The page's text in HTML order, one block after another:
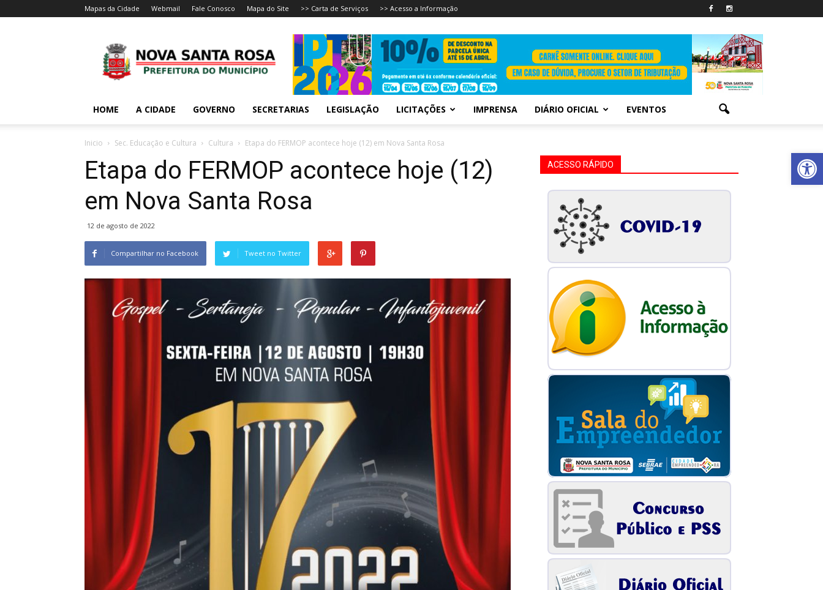
Abrir
Mapas da Cidade Webmail Fale Conosco Mapa do Site >> Carta de Serviços >> Acesso a Informação
HOME A CIDADE GOVERNO SECRETARIAS LEGISLAÇÃO LICITAÇÕES IMPRENSA DIÁRIO OFICIAL EVENTOS
Inicio Sec. Educação e Cultura Cultura Etapa do FERMOP acontece hoje (12) em Nova Santa Rosa
Etapa do FERMOP acontece hoje (12)
em Nova Santa Rosa
12 de agosto de 2022
Compartilhar no Facebook Tweet no Twitter
ACESSO RÁPIDO